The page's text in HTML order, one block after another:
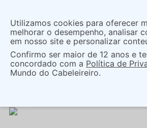
As ofertas e opções de
acordo com a região.Não
O que você procura?
Cuidados com o Corpo
MANTEIGA
Utilizamos cookies para oferecer
melhorar o desempenho, analisar
em nosso site e personalizar
Confirmo ser maior de 12 anos e
concordado com a Política de
Mundo do Cabeleireiro.